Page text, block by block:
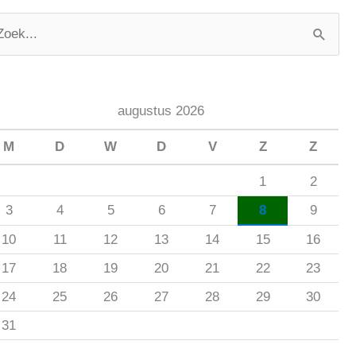
augustus 2026
M D W D V Z Z
1
2
3
4 5 6 7 8
9
10
11 12 13 14 15
16
17
18 19 20 21 22
23
24
25 26 27 28 29
30
31